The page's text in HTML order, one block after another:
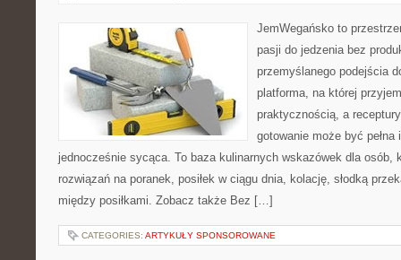
JemWegańsko to
pasji do jedzenia bez
przemyślanego podejścia
platforma, na której
praktycznością, a
gotowanie może być
jednocześnie sycąca. To baza kulinarnych wskazówek dla osób,
rozwiązań na poranek, posiłek w ciągu dnia, kolację, słodką
między posiłkami. Zobacz także Bez […]
CATEGORIES: ARTYKUŁY SPONSOROWANE